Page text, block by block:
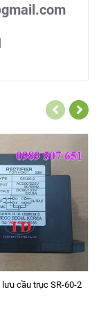
cầu trục SR-60-2